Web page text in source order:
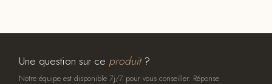
Une question sur ce produit?
Notre équipe est disponible 7j/7 pour vous conseiller. Réponse